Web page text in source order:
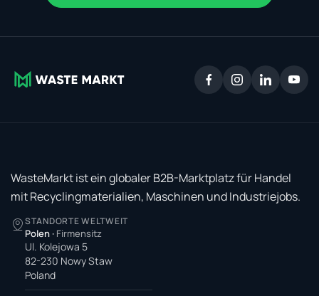
WasteMarkt ist ein globaler B2B-Marktplatz für Handel
mit Recyclingmaterialien, Maschinen und Industriejobs.
STANDORTE WELTWEIT
Polen · Firmensitz
Ul. Kolejowa 5
82-230 Nowy Staw
Poland